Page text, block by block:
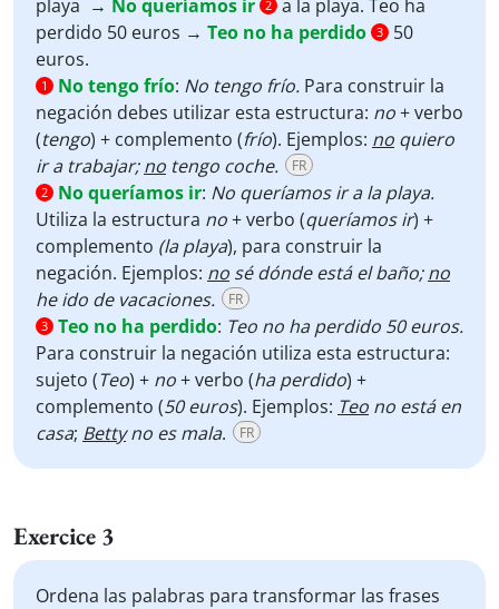
playa → No queríamos ir 2 a la playa. Teo ha
perdido 50 euros → Teo no ha perdido 3
50
euros.
1 No tengo frío: No tengo frío. Para construir la
negación debes utilizar esta estructura: no+ verbo
(tengo) + complemento (frío). Ejemplos: no quiero
ir a trabajar;no tengo coche. FR
2 No queríamos ir: No queríamos ir a la playa.
Utiliza la estructura no+ verbo (queríamos ir) +
complemento (la playa), para construir la
negación. Ejemplos: no sé dónde está el baño;no
he ido de vacaciones.
FR
3 Teo no ha perdido: Teo no ha perdido 50 euros.
Para construir la negación utiliza esta estructura:
sujeto (Teo) + no+ verbo (ha perdido) +
complemento (50 euros). Ejemplos: Teo no está en
casa; Bettyno es mala. FR
Exercice 3
Ordena las palabras para transformar las frases